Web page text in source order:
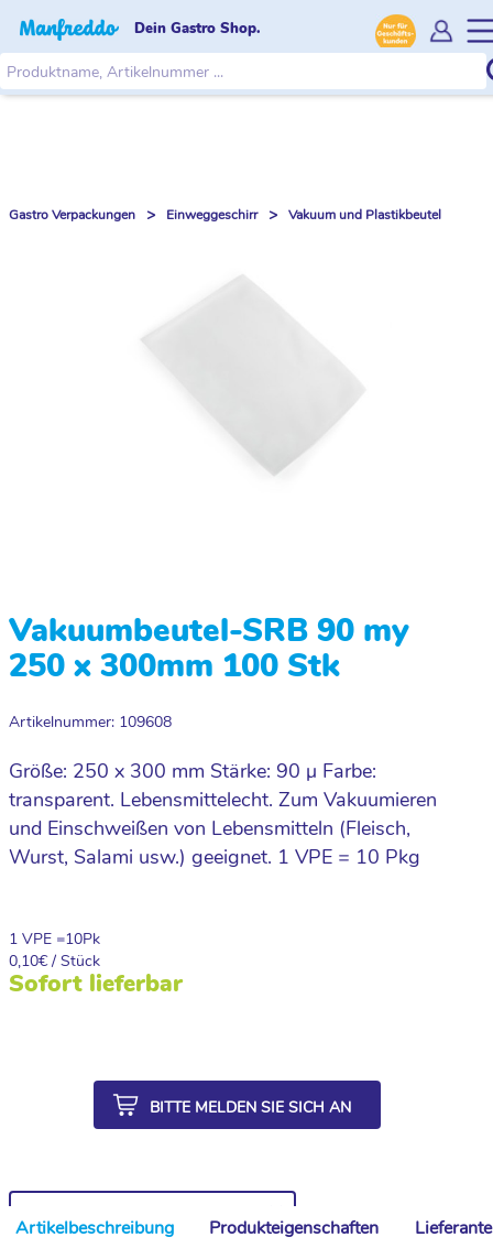
Dein Gastro Shop.
Gastro Verpackungen > Einweggeschirr > Vakuum und Plastikbeutel
Vakuumbeutel-SRB 90 my
250 x 300mm 100 Stk
Artikelnummer: 109608
Größe: 250 x 300 mm Stärke: 90 µ Farbe:
transparent. Lebensmittelecht. Zum Vakuumieren
und Einschweißen von Lebensmitteln (Fleisch,
Wurst, Salami usw.) geeignet. 1 VPE = 10 Pkg
1 VPE =10Pk
0,10€ / Stück
Sofort lieferbar
BITTE MELDEN SIE SICH AN
Artikelbeschreibung Produkteigenschaften